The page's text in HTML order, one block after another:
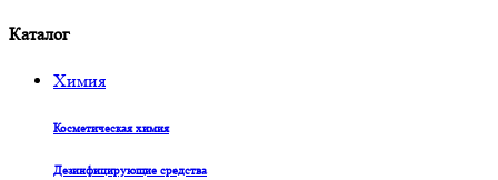
Каталог
Химия
Косметическая химия
Дезинфицирующие средства